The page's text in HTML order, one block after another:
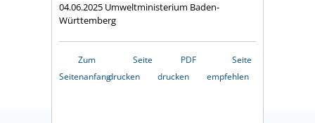
04.06.2025 Umweltministerium Baden-
Württemberg
Zum
Seitenanfang
Seite
drucken
PDF
drucken
Seite
empfehlen